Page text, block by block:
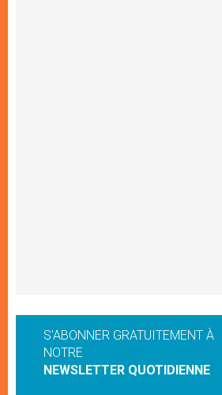
S'ABONNER GRATUITEMENT À
NOTRE
NEWSLETTER QUOTIDIENNE